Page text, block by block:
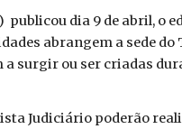
publicou dia 9 de abril,
abrangem a sede do
surgir ou ser criadas
Judiciário poderão